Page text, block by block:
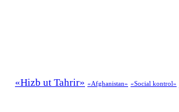
«Hizb ut Tahrir» «Afghanistan» «Social kontrol»